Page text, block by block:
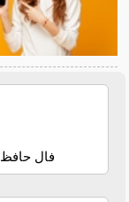
فال حافظ